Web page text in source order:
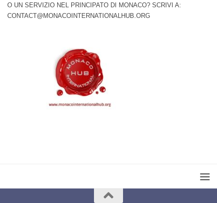
O UN SERVIZIO NEL PRINCIPATO DI MONACO? SCRIVI A:
CONTACT@MONACOINTERNATIONALHUB.ORG